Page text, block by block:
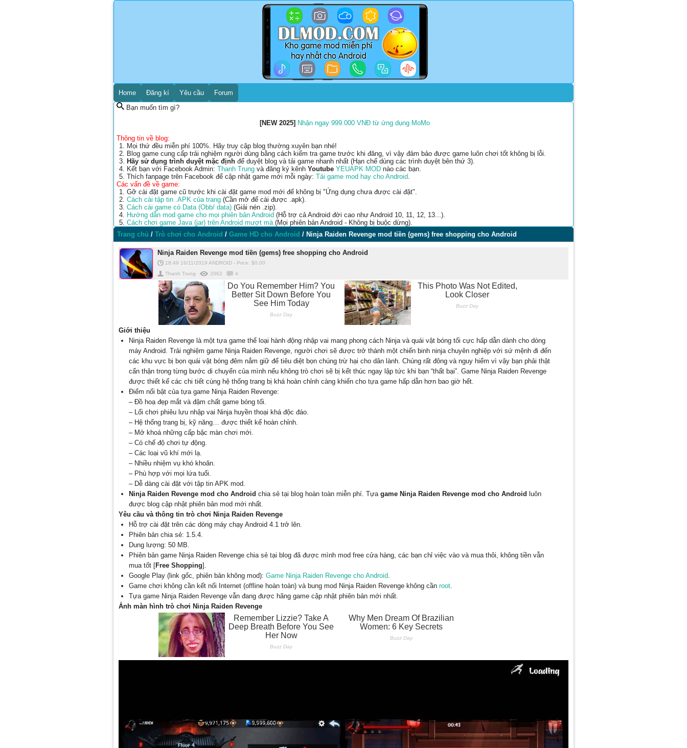
Home Đăng kí Yêu cầu
Forum
Bạn muốn tìm gì?
[NEW 2025] Nhận ngay 999.000 VNĐ từ ứng dụng MoMo
Thông tin về blog:
Mọi thứ đều miễn phí 100%. Hãy truy cập blog thường xuyên bạn nhé!
Blog game cung cấp trải nghiệm người dùng bằng cách kiểm tra game trước khi đăng, vì vậy đảm bảo được game luôn chơi tốt không bị lỗi.
Hãy sử dụng trình duyệt mặc định để duyệt blog và tải game nhanh nhất (Hạn chế dùng các trình duyệt bên thứ 3).
Kết bạn với Facebook Admin: Thanh Trung và đăng ký kênh Youtube YEUAPK MOD nào các bạn.
Thích fanpage trên Facebook để cập nhật game mới mỗi ngày: Tải game mod hay cho Android.
Các vấn đề về game:
Gỡ cài đặt game cũ trước khi cài đặt game mod mới để không bị "Ứng dụng chưa được cài đặt".
Cách cài tập tin .APK của trang (Cần mở để cài được .apk).
Cách cài game có Data (Obb/ data) (Giải nén .zip).
Hướng dẫn mod game cho mọi phiên bản Android (Hỗ trợ cả Android đời cao như Android 10, 11, 12, 13...).
Cách chơi game Java (jar) trên Android mượt mà(Mọi phiên bản Android - Không bị buộc dừng).
Trang chủ / Trò chơi cho Android / Game HD cho Android / Ninja Raiden Revenge mod tiền (gems) free shopping cho Android
Ninja Raiden Revenge mod tiền (gems) free shopping cho Android
18:49 16/11/2019 ANDROID - Price: $0.00
Thanh Trung
2062 4
Giới thiệu
Ninja Raiden Revenge là một tựa game thể loại hành động nhập vai mang phong cách Ninja và quái vật bóng tối cực hấp dẫn dành cho dòng
máy Android. Trải nghiệm game Ninja Raiden Revenge, người chơi sẽ được trở thành một chiến binh ninja chuyên nghiệp với sứ mệnh đi đến
các khu vực bị bọn quái vật bóng đêm nắm giữ để tiêu diệt bọn chúng trừ hại cho dân lành. Chúng rất đông và nguy hiểm vì vậy bạn phải thật
cẩn thận trong từng bước di chuyển của mình nếu không trò chơi sẽ bị kết thúc ngay lập tức khi bạn “thất bại”. Game Ninja Raiden Revenge
được thiết kế các chi tiết cùng hệ thống trang bị khá hoàn chỉnh càng khiến cho tựa game hấp dẫn hơn bao giờ hết.
Điểm nổi bật của tựa game Ninja Raiden Revenge:
– Đồ hoạ đẹp mắt và đậm chất game bóng tối.
– Lối chơi phiêu lưu nhập vai Ninja huyền thoại khá độc đáo.
– Hệ thống trang bị, kỹ năng… được thiết kế hoàn chỉnh.
– Mở khoá những cấp bậc màn chơi mới.
– Có chế độ chơi tự động.
– Các loại vũ khí mới lạ.
– Nhiều nhiệm vụ khó khoăn.
– Phù hợp với mọi lứa tuổi.
– Dễ dàng cài đặt với tập tin APK mod.
Ninja Raiden Revenge mod cho Android chia sẻ tại blog hoàn toàn miễn phí. Tựa game Ninja Raiden Revenge mod cho Android luôn
được blog cập nhật phiên bản mod mới nhất.
Yêu cầu và thông tin trò chơi Ninja Raiden Revenge
Hỗ trợ cài đặt trên các dòng máy chạy Android 4.1 trở lên.
Phiên bản chia sẻ: 1.5.4.
Dung lượng: 50 MB.
Phiên bản game Ninja Raiden Revenge chia sẻ tại blog đã được mình mod free cửa hàng, các bạn chỉ việc vào và mua thôi, không tiền vẫn
mua tốt [Free Shopping].
Google Play (link gốc, phiên bản không mod): Game Ninja Raiden Revenge cho Android.
Game chơi không cần kết nối Internet (offline hoàn toàn) và bung mod Ninja Raiden Revenge không cần root.
Tựa game Ninja Raiden Revenge vẫn đang được hãng game cập nhật phiên bản mới nhất.
Ảnh màn hình trò chơi Ninja Raiden Revenge